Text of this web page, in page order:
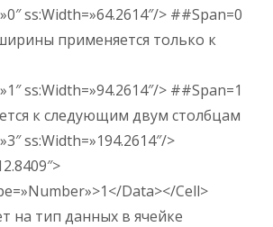
ss:Width=»64.2614″/> ##Span=0
применяется только к
ss:Width=»94.2614″/> ##Span=1
к следующим двум столбцам
ss:Width=»194.2614″/>
Data></Cell>
на тип данных в ячейке